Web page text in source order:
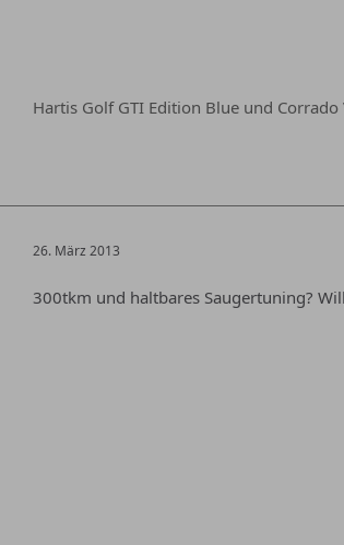
Hartis Golf GTI Edition Blue und Corrado
26. März 2013
300tkm und haltbares Saugertuning?